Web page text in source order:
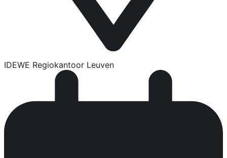
IDEWE Regiokantoor Leuven